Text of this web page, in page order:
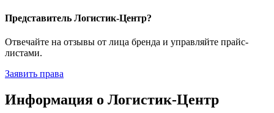
Представитель Логистик-Центр?
Отвечайте на отзывы от лица бренда и управляйте прайс-
листами.
Заявить права
Информация о Логистик-Центр